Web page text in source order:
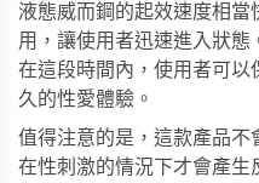
液態威而鋼的起效速度相
用，讓使用者迅速進入狀態
在這段時間內，使用者可以
久的性愛體驗。
值得注意的是，這款產品不
在性刺激的情況下才會產生